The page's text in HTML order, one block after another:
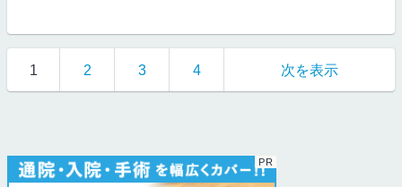
1 2 3 4 次を表示